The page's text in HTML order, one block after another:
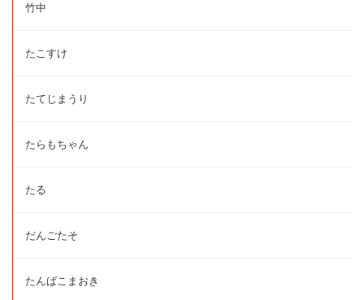
竹中
たこすけ
たてじまうり
たらもちゃん
たる
だんごたそ
たんばこまおき